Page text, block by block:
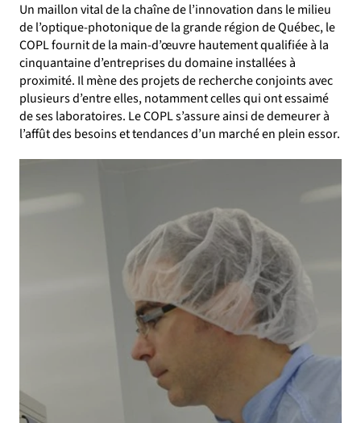
Un maillon vital de la chaîne de l’innovation dans le milieu
de l’optique-photonique de la grande région de Québec, le
COPL fournit de la main-d’œuvre hautement qualifiée à la
cinquantaine d’entreprises du domaine installées à
proximité. Il mène des projets de recherche conjoints avec
plusieurs d’entre elles, notamment celles qui ont essaimé
de ses laboratoires. Le COPL s’assure ainsi de demeurer à
l’affût des besoins et tendances d’un marché en plein essor.